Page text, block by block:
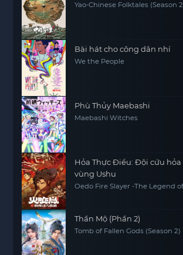
Yao-Chinese Folktales (Season
Bài hát cho công dân nhí
We the People
Phù Thủy Maebashi
Maebashi Witches
Hỏa Thực Điểu: Đội cứu
vùng Ushu
Oedo Fire Slayer -The Legend
Thần Mộ (Phần 2)
Tomb of Fallen Gods (Season 2)